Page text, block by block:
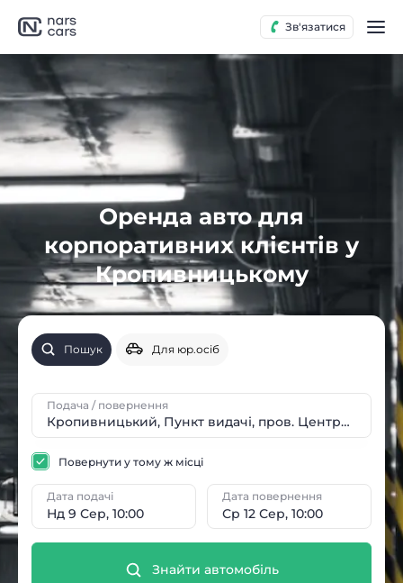
Зв'язатися
Оренда авто для
корпоративних клієнтів у
Кропивницькому
Пошук Для юр.осіб
Подача / повернення
Нд 9 Сер, 10:00
Дата подачі
Ср 12 Сер, 10:00
Дата повернення
Повернути у тому ж місці
Знайти автомобіль